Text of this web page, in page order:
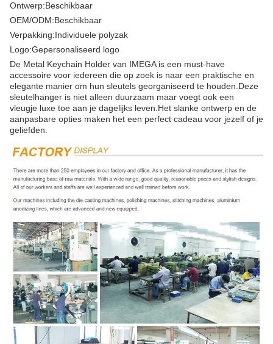
Ontwerp:Beschikbaar
OEM/ODM:Beschikbaar
Verpakking:Individuele polyzak
Logo:Gepersonaliseerd logo
De Metal Keychain Holder van IMEGA is een must-have
accessoire voor iedereen die op zoek is naar een praktische en
elegante manier om hun sleutels georganiseerd te houden.Deze
sleutelhanger is niet alleen duurzaam maar voegt ook een
vleugje luxe toe aan je dagelijks leven.Het slanke ontwerp en de
aanpasbare opties maken het een perfect cadeau voor jezelf of je
geliefden.